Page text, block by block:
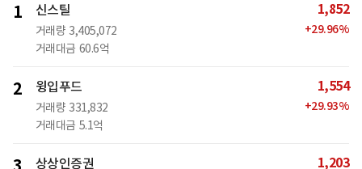
1 신스틸
거래량 3,405,072
거래대금 60.6억
1,852
+29.96%
2 윙입푸드
거래량 331,832
거래대금 5.1억
1,554
+29.93%
상상인증권 1,203